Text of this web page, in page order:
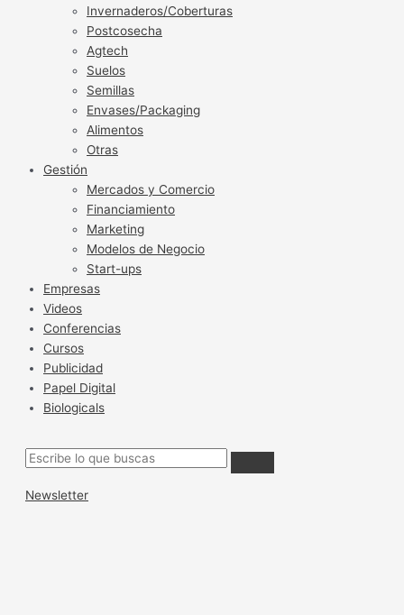
Invernaderos/Coberturas
Postcosecha
Agtech
Suelos
Semillas
Envases/Packaging
Alimentos
Otras
Gestión
Mercados y Comercio
Financiamiento
Marketing
Modelos de Negocio
Start-ups
Empresas
Videos
Conferencias
Cursos
Publicidad
Papel Digital
Biologicals
Newsletter